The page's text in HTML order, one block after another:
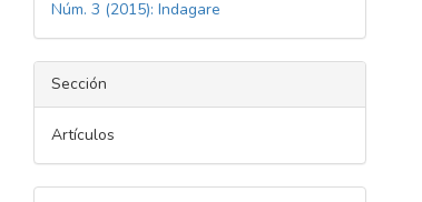
Núm. 3 (2015): Indagare
Sección
Artículos